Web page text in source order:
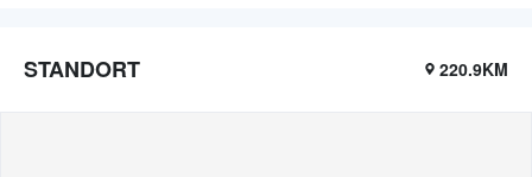
STANDORT 220.9KM